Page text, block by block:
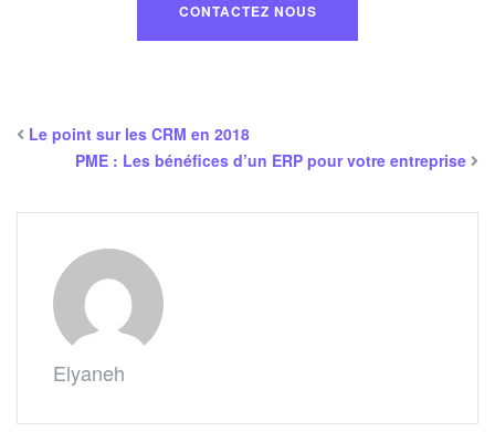
CONTACTEZ NOUS
Le point sur les CRM en 2018
PME : Les bénéfices d’un ERP pour votre entreprise
Elyaneh